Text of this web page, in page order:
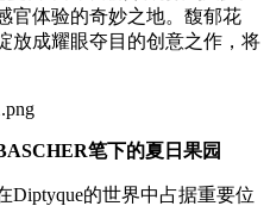
官体验的奇妙之地。馥郁花
放成耀眼夺目的创意之作，将
笔下的夏日果园
Diptyque的世界中占据重要位